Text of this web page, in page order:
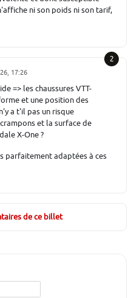
ni son poids ni son tarif,
2
17:26
=> les chaussures VTT-
et une position des
a t'il pas un risque
et la surface de
X-One ?
parfaitement adaptées à ces
de ce billet